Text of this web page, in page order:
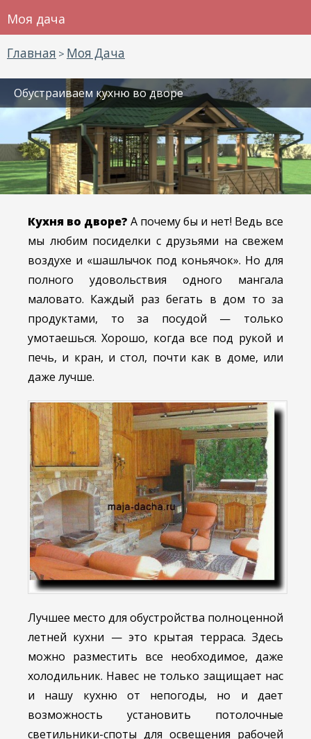
Моя дача
Главная > Моя Дача
Обустраиваем кухню во дворе
Кухня во дворе? А почему бы и нет! Ведь все
мы любим посиделки с друзьями на свежем
воздухе и «шашлычок под коньячок». Но для
полного удовольствия одного мангала
маловато. Каждый раз бегать в дом то за
продуктами, то за посудой — только
умотаешься. Хорошо, когда все под рукой и
печь, и кран, и стол, почти как в доме, или
даже лучше.
Лучшее место для обустройства полноценной
летней кухни — это крытая терраса. Здесь
можно разместить все необходимое, даже
холодильник. Навес не только защищает нас
и нашу кухню от непогоды, но и дает
возможность установить потолочные
светильники-споты для освещения рабочей